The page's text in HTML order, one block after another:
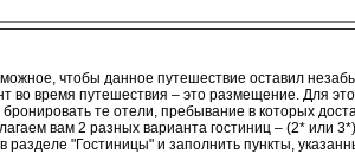
чтобы данное путешествие оставил
время путешествия – это размещение. Для
те отели, пребывание в которых
вам 2 разных варианта гостиниц – (2* или
разделе "Гостиницы" и заполнить пункты,